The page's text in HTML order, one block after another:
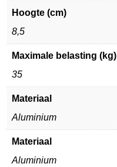
Hoogte (cm)
8,5
Maximale belasting (kg)
35
Materiaal
Aluminium
Materiaal
Aluminium